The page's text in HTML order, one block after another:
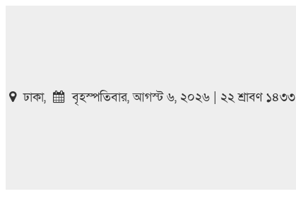
ঢাকা, বৃহস্পতিবার, আগস্ট ৬, ২০২৬ | ২২ শ্রাবণ ১৪৩৩